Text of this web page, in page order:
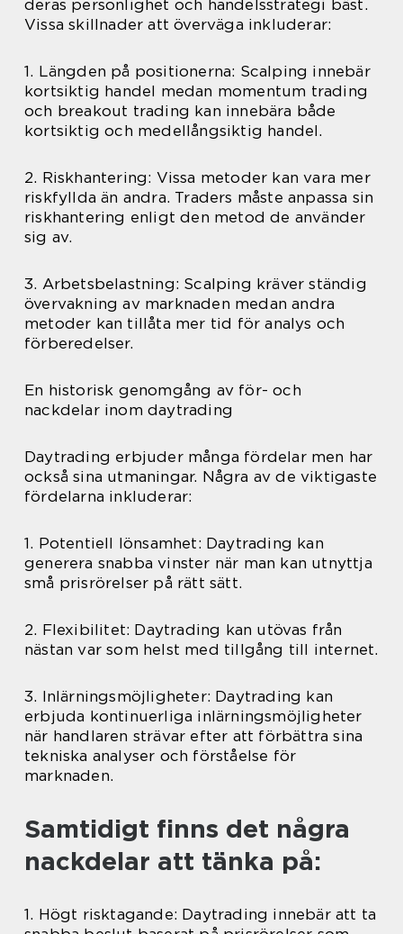
deras personlighet och handelsstrategi bäst.
Vissa skillnader att överväga inkluderar:
1. Längden på positionerna: Scalping innebär
kortsiktig handel medan momentum trading
och breakout trading kan innebära både
kortsiktig och medellångsiktig handel.
2. Riskhantering: Vissa metoder kan vara mer
riskfyllda än andra. Traders måste anpassa sin
riskhantering enligt den metod de använder
sig av.
3. Arbetsbelastning: Scalping kräver ständig
övervakning av marknaden medan andra
metoder kan tillåta mer tid för analys och
förberedelser.
En historisk genomgång av för- och
nackdelar inom daytrading
Daytrading erbjuder många fördelar men har
också sina utmaningar. Några av de viktigaste
fördelarna inkluderar:
1. Potentiell lönsamhet: Daytrading kan
generera snabba vinster när man kan utnyttja
små prisrörelser på rätt sätt.
2. Flexibilitet: Daytrading kan utövas från
nästan var som helst med tillgång till internet.
3. Inlärningsmöjligheter: Daytrading kan
erbjuda kontinuerliga inlärningsmöjligheter
när handlaren strävar efter att förbättra sina
tekniska analyser och förståelse för
marknaden.
Samtidigt finns det några
nackdelar att tänka på:
1. Högt risktagande: Daytrading innebär att ta